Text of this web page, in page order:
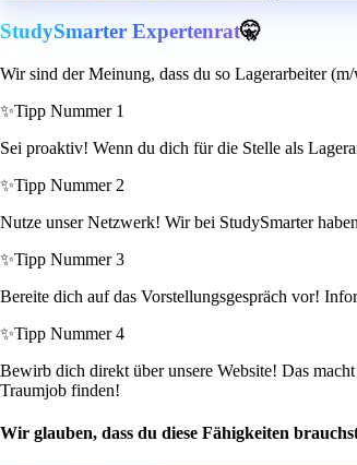
StudySmarter Expertenrat🤫
Wir sind der Meinung, dass du so Lagerarbeiter
✨Tipp Nummer 1
Sei proaktiv! Wenn du dich für die Stelle als
✨Tipp Nummer 2
Nutze unser Netzwerk! Wir bei StudySmarter
✨Tipp Nummer 3
Bereite dich auf das Vorstellungsgespräch vor!
✨Tipp Nummer 4
Bewirb dich direkt über unsere Website! Das
Traumjob finden!
Wir glauben, dass du diese Fähigkeiten